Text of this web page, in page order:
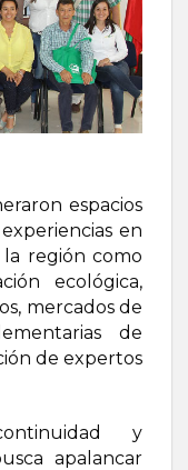
espacios
en
región como
ecológica,
mercados de
de
de expertos
y
apalancar